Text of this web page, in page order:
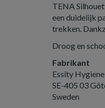
TENA
een duidelijk
trekken.
Droog en
Fabrikant
Essity
SE-405 03
Sweden